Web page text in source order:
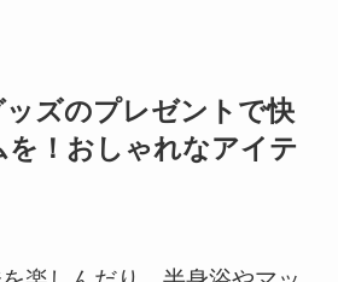
ズのプレゼントで快
！おしゃれなアイテ